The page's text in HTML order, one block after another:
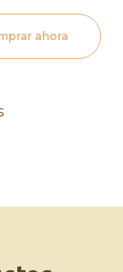
ahora